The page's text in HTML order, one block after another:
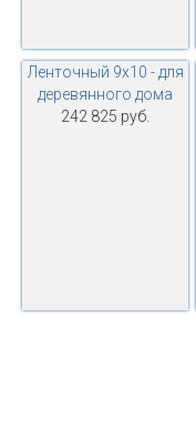
Ленточный 9х10 - для
деревянного дома
242 825 руб.